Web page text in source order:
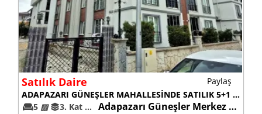
Satılık Daire
ADAPAZARI GÜNEŞLER MAHALLESİNDE SATILIK 5+1 DUBLEKS DAİRE
5 ▨ 3. Kat 5 Adapazarı Güneşler Merkez mah.
Paylaş